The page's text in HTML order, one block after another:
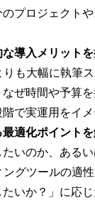
プロジェクト
導入メリット
も大幅に執筆
ぜ時間や予算
で実運用をイ
最適化ポイント
いのか、ある
グツールの適
いか？」に応